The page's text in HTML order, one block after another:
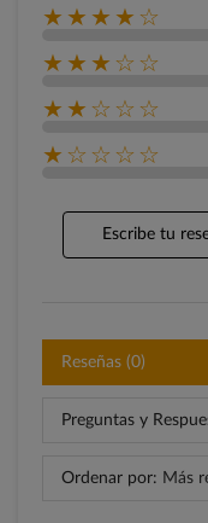
★★★★☆
★★★☆☆
★★☆☆☆
★☆☆☆☆
Escribe tu
Reseñas (0)
Preguntas y
Ordenar por: Más